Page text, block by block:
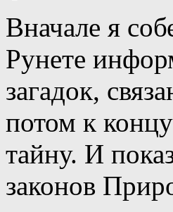
Вначале я
Рунете
загадок,
потом к
тайну. И
законов